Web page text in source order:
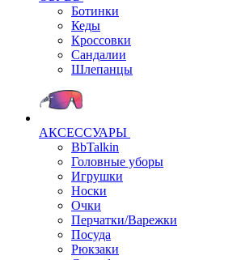
Ботинки
Кеды
Кроссовки
Сандалии
Шлепанцы
АКСЕССУАРЫ
BbTalkin
Головные уборы
Игрушки
Носки
Очки
Перчатки/Варежки
Посуда
Рюкзаки